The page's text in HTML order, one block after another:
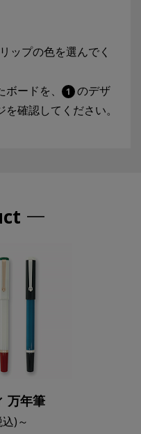
ップの色を選んでく
ードを、
1
のデザ
確認してください。
万年筆
)～